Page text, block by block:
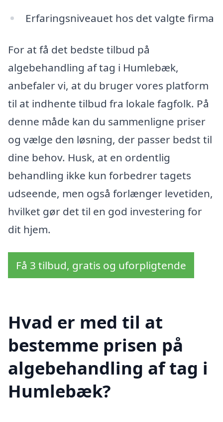
Erfaringsniveauet hos det valgte firma
For at få det bedste tilbud på
algebehandling af tag i Humlebæk,
anbefaler vi, at du bruger vores platform
til at indhente tilbud fra lokale fagfolk. På
denne måde kan du sammenligne priser
og vælge den løsning, der passer bedst til
dine behov. Husk, at en ordentlig
behandling ikke kun forbedrer tagets
udseende, men også forlænger levetiden,
hvilket gør det til en god investering for
dit hjem.
Få 3 tilbud, gratis og uforpligtende
Hvad er med til at
bestemme prisen på
algebehandling af tag i
Humlebæk?